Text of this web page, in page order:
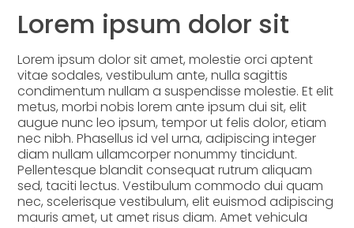
Lorem ipsum dolor sit
Lorem ipsum dolor sit amet, molestie orci aptent
vitae sodales, vestibulum ante, nulla sagittis
condimentum nullam a suspendisse molestie. Et elit
metus, morbi nobis lorem ante ipsum dui sit, elit
augue nunc leo ipsum, tempor ut felis dolor, etiam
nec nibh. Phasellus id vel urna, adipiscing integer
diam nullam ullamcorper nonummy tincidunt.
Pellentesque blandit consequat rutrum aliquam
sed, taciti lectus. Vestibulum commodo dui quam
nec, scelerisque vestibulum, elit euismod adipiscing
mauris amet, ut amet risus diam. Amet vehicula